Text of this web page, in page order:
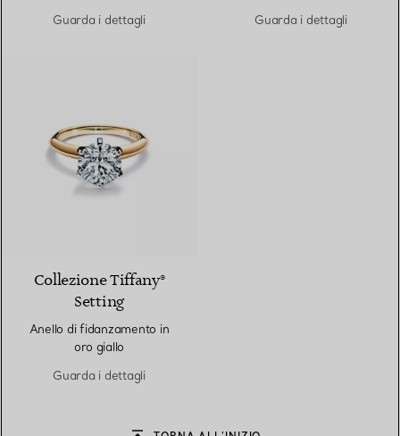
Guarda i dettagli
Guarda i dettagli
Collezione Tiffany®
Setting
Anello di fidanzamento in
oro giallo
Guarda i dettagli